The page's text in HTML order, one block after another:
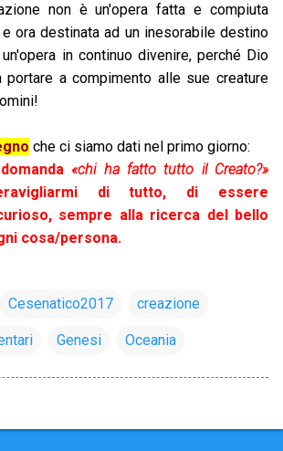
non è un'opera fatta e compiuta
ora destinata ad un inesorabile destino
in continuo divenire, perché Dio
a compimento alle sue creature
che ci siamo dati nel primo giorno:
«chi ha fatto tutto il Creato?»
di tutto, di essere
sempre alla ricerca del bello
cosa/persona.
Cesenatico2017 creazione
Genesi Oceania